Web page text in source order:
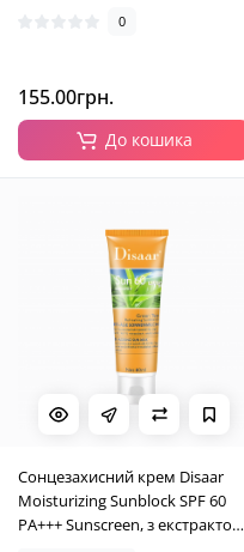
0
155.00грн.
До кошика
Сонцезахисний крем Disaar
Moisturizing Sunblock SPF 60
PA+++ Sunscreen, з екстрактом